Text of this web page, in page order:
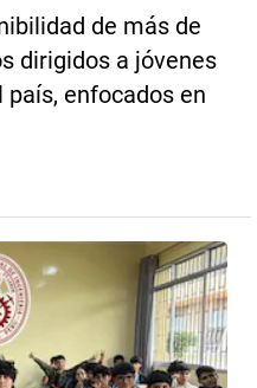
de más de
dirigidos a jóvenes
enfocados en